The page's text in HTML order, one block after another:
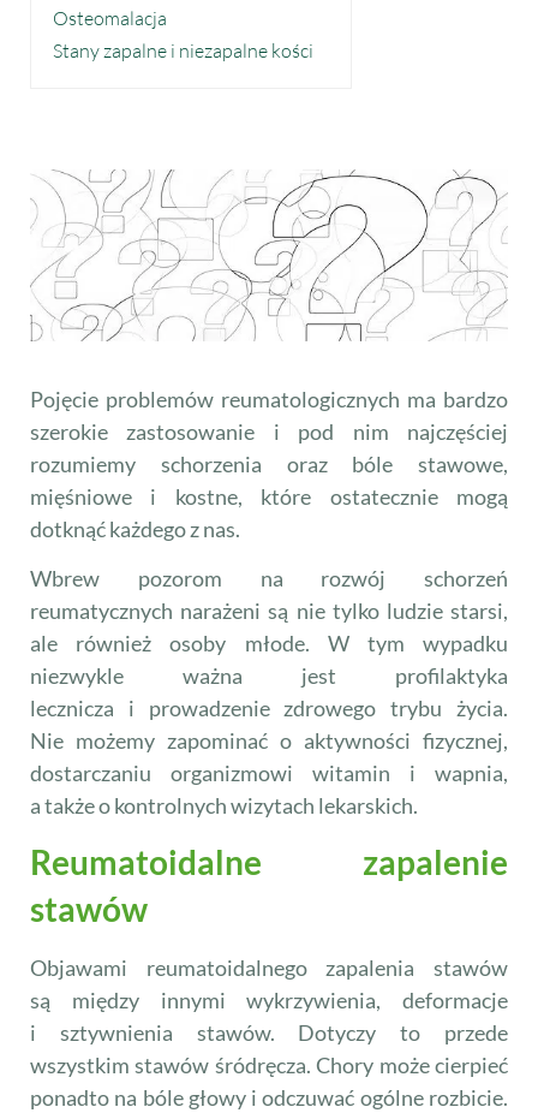
Osteomalacja
Stany zapalne i niezapalne kości
Pojęcie problemów reumatologicznych ma bardzo
szerokie zastosowanie i pod nim najczęściej
rozumiemy schorzenia oraz bóle stawowe,
mięśniowe i kostne, które ostatecznie mogą
dotknąć każdego z nas.
Wbrew pozorom na rozwój schorzeń
reumatycznych narażeni są nie tylko ludzie starsi,
ale również osoby młode. W tym wypadku
niezwykle ważna jest profilaktyka
lecznicza i prowadzenie zdrowego trybu życia.
Nie możemy zapominać o aktywności fizycznej,
dostarczaniu organizmowi witamin i wapnia,
a także o kontrolnych wizytach lekarskich.
Reumatoidalne zapalenie
stawów
Objawami reumatoidalnego zapalenia stawów
są między innymi wykrzywienia, deformacje
i sztywnienia stawów. Dotyczy to przede
wszystkim stawów śródręcza. Chory może cierpieć
ponadto na bóle głowy i odczuwać ogólne rozbicie.